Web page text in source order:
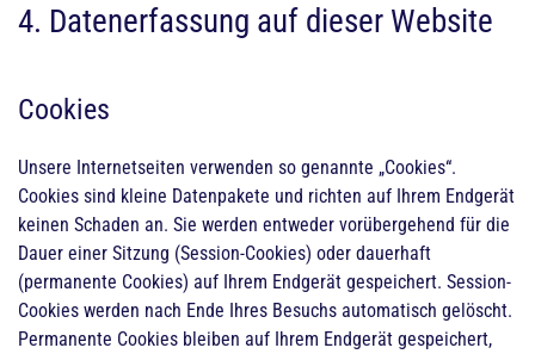
4. Datenerfassung auf dieser Website
Cookies
Unsere Internetseiten verwenden so genannte „Cookies“.
Cookies sind kleine Datenpakete und richten auf Ihrem Endgerät
keinen Schaden an. Sie werden entweder vorübergehend für die
Dauer einer Sitzung (Session-Cookies) oder dauerhaft
(permanente Cookies) auf Ihrem Endgerät gespeichert. Session-
Cookies werden nach Ende Ihres Besuchs automatisch gelöscht.
Permanente Cookies bleiben auf Ihrem Endgerät gespeichert,